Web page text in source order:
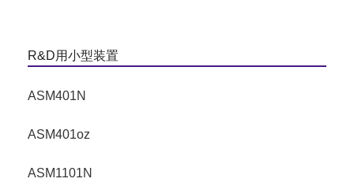
R&D用小型装置
ASM401N
ASM401oz
ASM1101N